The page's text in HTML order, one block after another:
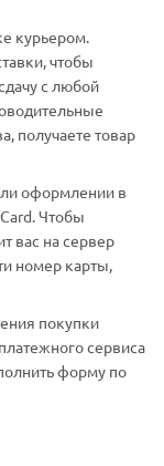
курьером.
чтобы
с любой
получаете товар
оформлении в
Чтобы
вас на сервер
номер карты,
покупки
сервиса
форму по